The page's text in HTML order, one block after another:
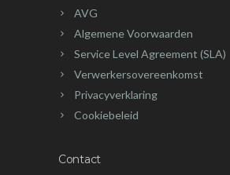
AVG
Algemene Voorwaarden
Service Level Agreement (SLA)
Verwerkersovereenkomst
Privacyverklaring
Cookiebeleid
Contact